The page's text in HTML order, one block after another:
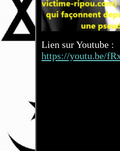
Lien sur Youtube :
https://youtu.be/